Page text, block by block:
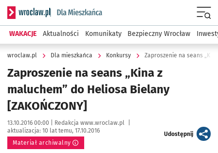
Serwis informacyjny wroclaw.pl podserwis: Dla mieszkańca
WAKACJE Aktualności Komunikaty Bezpieczny Wrocław
wroclaw.pl Dla mieszkańca Konkursy Zaproszenie na seans
Zaproszenie na seans „Kina z
maluchem” do Heliosa Bielany
[ZAKOŃCZONY]
Data publikacji:
13.10.2016 00:00 | Autor:
Redakcja www.wroclaw.pl
aktualizacja: 10 lat temu, 17.10.2016
Materiał archiwalny
Udostępnijartykuł